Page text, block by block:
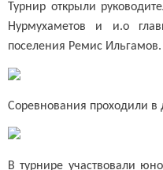
Турнир открыли
Нурмухаметов и и.о
поселения Ремис Ильгамов.
Соревнования проходили в
В турнире участвовали